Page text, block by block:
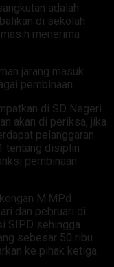
adalah
di sekolah
menerima
jarang masuk
pembinaan.
di SD Negeri
akan di periksa, jika
pelanggaran
tentang disiplin
pembinaan
M.MPd
dan pebruari di
SIPD sehingga
sebesar 50 ribu
ke pihak ketiga.